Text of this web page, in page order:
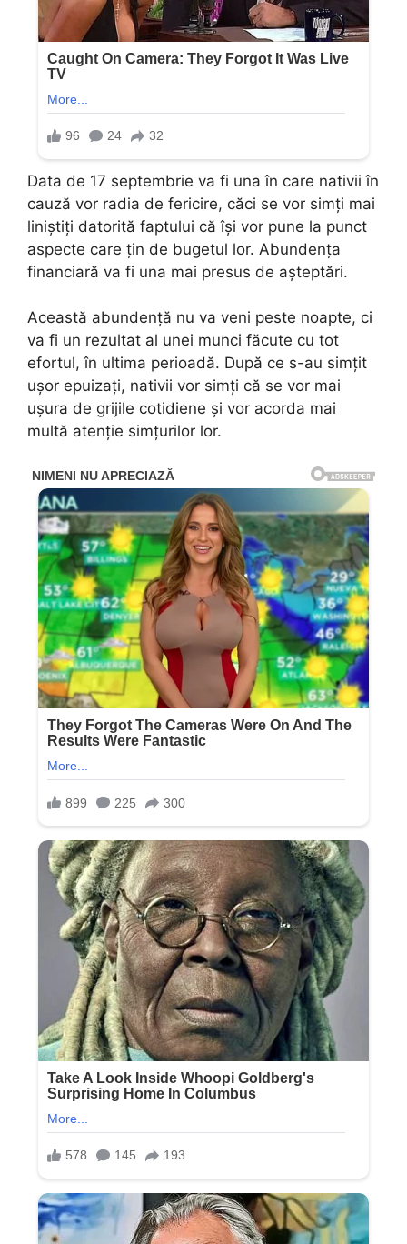
Data de 17 septembrie va fi una în care nativii în
cauză vor radia de fericire, căci se vor simți mai
liniștiți datorită faptului că își vor pune la punct
aspecte care țin de bugetul lor. Abundența
financiară va fi una mai presus de așteptări.
Această abundență nu va veni peste noapte, ci
va fi un rezultat al unei munci făcute cu tot
efortul, în ultima perioadă. După ce s-au simțit
ușor epuizați, nativii vor simți că se vor mai
ușura de grijile cotidiene și vor acorda mai
multă atenție simțurilor lor.